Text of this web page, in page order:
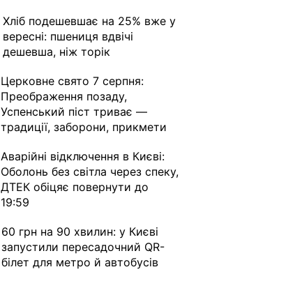
Хліб подешевшає на 25% вже у
вересні: пшениця вдвічі
дешевша, ніж торік
Церковне свято 7 серпня:
Преображення позаду,
Успенський піст триває —
традиції, заборони, прикмети
Аварійні відключення в Києві:
Оболонь без світла через спеку,
ДТЕК обіцяє повернути до
19:59
60 грн на 90 хвилин: у Києві
запустили пересадочний QR-
білет для метро й автобусів